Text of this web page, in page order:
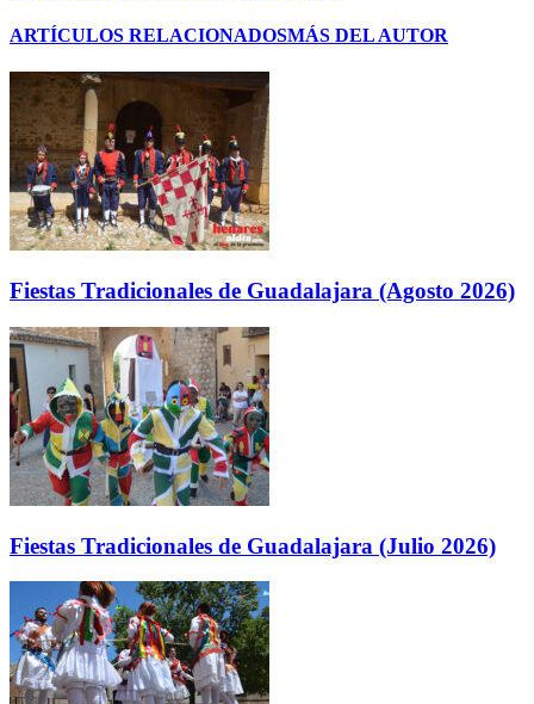
ARTÍCULOS RELACIONADOSMÁS DEL AUTOR
Fiestas Tradicionales de Guadalajara (Agosto 2026)
Fiestas Tradicionales de Guadalajara (Julio 2026)